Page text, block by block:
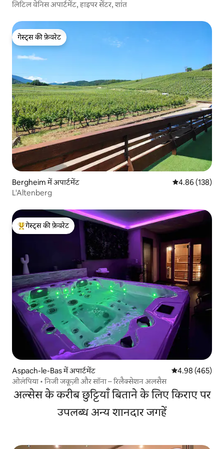
लिटिल वेनिस अपार्टमेंट, हाइपर सेंटर, शांत
गेस्ट्स की फ़ेवरेट
गेस्ट्स की फ़ेवरेट
Bergheim में अपार्टमेंट औसत रेटिंग 5 में से
4.86 (138)
L'Altenberg
गेस्ट्स का टॉप फ़ेवरेट
गेस्ट्स की फ़ेवरेट
Aspach-le-Bas में अपार्टमेंट औसत रेटिंग 5 में से
4.98 (465)
ओलंपिया • निजी जकूज़ी और सॉना – रिलैक्सेशन अलसैस
अल्सेस के करीब छुट्टियाँ बिताने के लिए किराए पर
उपलब्ध अन्य शानदार जगहें